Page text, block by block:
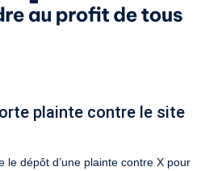
plainte contre le site
le dépôt d’une plainte contre X pour